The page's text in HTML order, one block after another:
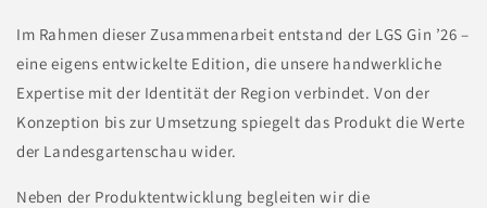
Im Rahmen dieser Zusammenarbeit entstand der LGS Gin ’26 –
eine eigens entwickelte Edition, die unsere handwerkliche
Expertise mit der Identität der Region verbindet. Von der
Konzeption bis zur Umsetzung spiegelt das Produkt die Werte
der Landesgartenschau wider.
Neben der Produktentwicklung begleiten wir die